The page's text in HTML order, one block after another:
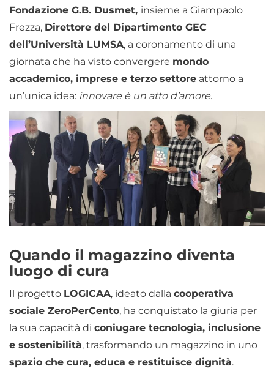
Fondazione G.B. Dusmet, insieme a Giampaolo
Frezza, Direttore del Dipartimento GEC
dell’Università LUMSA, a coronamento di una
giornata che ha visto convergere mondo
accademico, imprese e terzo settore attorno a
un’unica idea: innovare è un atto d’amore.
Quando il magazzino diventa
luogo di cura
Il progetto LOGICAA, ideato dalla cooperativa
sociale ZeroPerCento, ha conquistato la giuria per
la sua capacità di coniugare tecnologia, inclusione
e sostenibilità, trasformando un magazzino in uno
spazio che cura, educa e restituisce dignità.